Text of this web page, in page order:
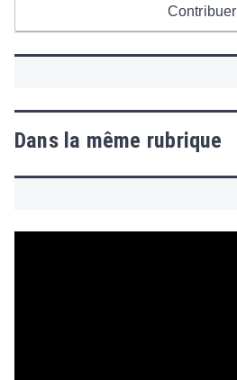
Contribuer
Dans la même rubrique